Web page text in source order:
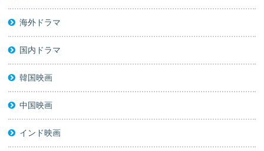
海外ドラマ
国内ドラマ
韓国映画
中国映画
インド映画